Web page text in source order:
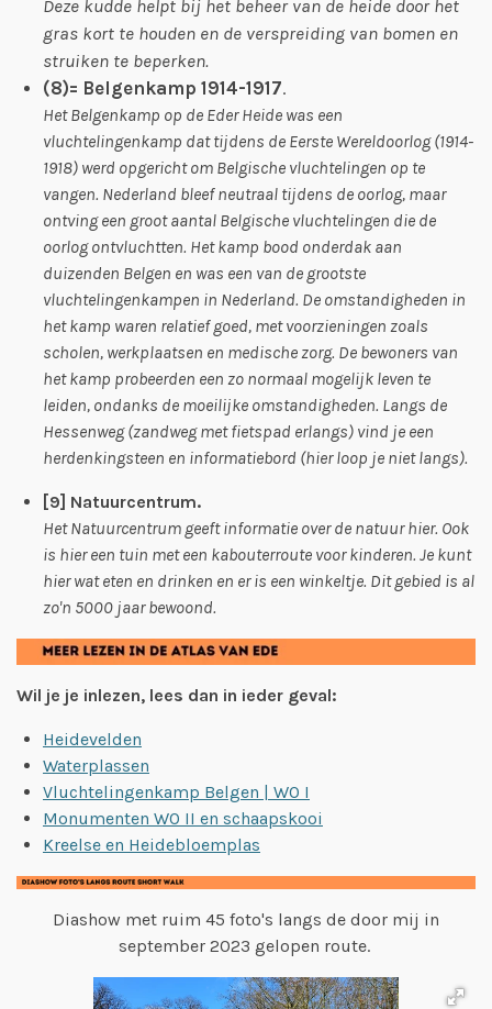
Deze kudde helpt bij het beheer van de heide door het
gras kort te houden en de verspreiding van bomen en
struiken te beperken.
(8)= Belgenkamp 1914-1917.
Het Belgenkamp op de Eder Heide was een
vluchtelingenkamp dat tijdens de Eerste Wereldoorlog (1914-
1918) werd opgericht om Belgische vluchtelingen op te
vangen. Nederland bleef neutraal tijdens de oorlog, maar
ontving een groot aantal Belgische vluchtelingen die de
oorlog ontvluchtten. Het kamp bood onderdak aan
duizenden Belgen en was een van de grootste
vluchtelingenkampen in Nederland. De omstandigheden in
het kamp waren relatief goed, met voorzieningen zoals
scholen, werkplaatsen en medische zorg. De bewoners van
het kamp probeerden een zo normaal mogelijk leven te
leiden, ondanks de moeilijke omstandigheden. Langs de
Hessenweg (zandweg met fietspad erlangs) vind je een
herdenkingsteen en informatiebord (hier loop je niet langs).
[9] Natuurcentrum.
Het Natuurcentrum geeft informatie over de natuur hier. Ook
is hier een tuin met een kabouterroute voor kinderen. Je kunt
hier wat eten en drinken en er is een winkeltje. Dit gebied is al
zo'n 5000 jaar bewoond.
Wil je je inlezen, lees dan in ieder geval:
Heidevelden
Waterplassen
Vluchtelingenkamp Belgen | WO I
Monumenten WO II en schaapskooi
Kreelse en Heidebloemplas
Diashow met ruim 45 foto's langs de door mij in
september 2023 gelopen route.